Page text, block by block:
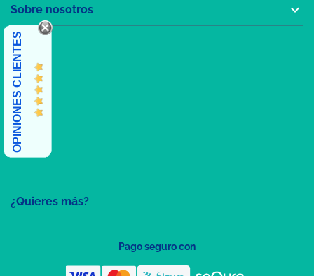
¿Quieres más?
Sobre nosotros 
OPINIONES CLIENTES
Pago seguro con